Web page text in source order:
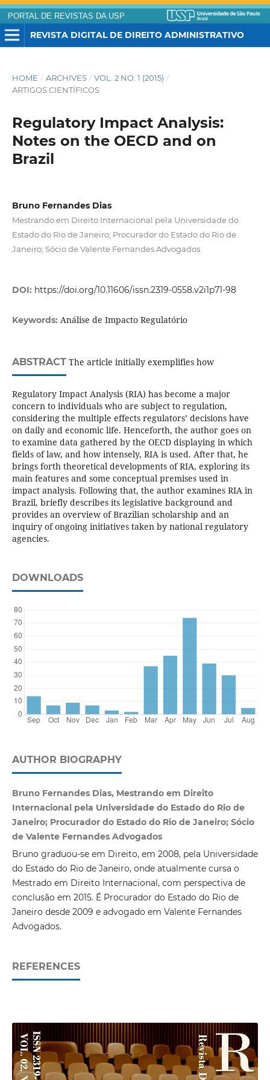
PORTAL DE REVISTAS DA USP
REVISTA DIGITAL DE DIREITO ADMINISTRATIVO
HOME / ARCHIVES / VOL. 2 NO. 1 (2015) /
ARTIGOS CIENTÍFICOS
Regulatory Impact Analysis:
Notes on the OECD and on
Brazil
Bruno Fernandes Dias
Mestrando em Direito Internacional pela Universidade do
Estado do Rio de Janeiro; Procurador do Estado do Rio de
Janeiro; Sócio de Valente Fernandes Advogados
DOI: https://doi.org/10.11606/issn.2319-0558.v2i1p71-98
Keywords: Análise de Impacto Regulatório
ABSTRACTThe article initially exemplifies how
Regulatory Impact Analysis (RIA) has become a major
concern to individuals who are subject to regulation,
considering the multiple effects regulators’ decisions have
on daily and economic life. Henceforth, the author goes on
to examine data gathered by the OECD displaying in which
fields of law, and how intensely, RIA is used. After that, he
brings forth theoretical developments of RIA, exploring its
main features and some conceptual premises used in
impact analysis. Following that, the author examines RIA in
Brazil, briefly describes its legislative background and
provides an overview of Brazilian scholarship and an
inquiry of ongoing initiatives taken by national regulatory
agencies.
DOWNLOADS
AUTHOR BIOGRAPHY
Bruno Fernandes Dias, Mestrando em Direito
Internacional pela Universidade do Estado do Rio de
Janeiro; Procurador do Estado do Rio de Janeiro; Sócio
de Valente Fernandes Advogados
Bruno graduou-se em Direito, em 2008, pela Universidade
do Estado do Rio de Janeiro, onde atualmente cursa o
Mestrado em Direito Internacional, com perspectiva de
conclusão em 2015. É Procurador do Estado do Rio de
Janeiro desde 2009 e advogado em Valente Fernandes
Advogados.
REFERENCES